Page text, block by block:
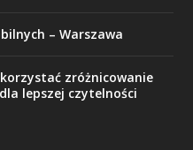
– Warszawa
zróżnicowanie
lepszej czytelności